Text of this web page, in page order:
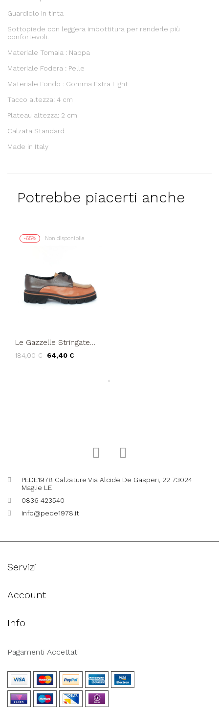
Guardiolo in tinta
Sottopiede con leggera imbottitura per renderle più
confortevoli.
Materiale Tomaia : Nappa
Materiale Fodera : Pelle
Materiale Fondo : Gomma Extra Light
Tacco altezza: 4 cm
Plateau altezza: 2 cm
Calzata Standard
Made in Italy
Potrebbe piacerti anche
-65% Non disponibile
Le Gazzelle Stringate
Cognac Mandorla
184,00 € 64,40 €
PEDE1978 Calzature Via Alcide De Gasperi, 22 73024
Maglie LE
0836 423540
info@pede1978.it
Servizi
Account
Info
Pagamenti Accettati